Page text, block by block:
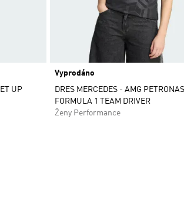
UP
Vyprodáno
DRES MERCEDES - AMG PETRONAS
FORMULA 1 TEAM DRIVER
Ženy Performance